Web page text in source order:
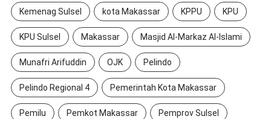
Kemenag Sulsel kota Makassar KPPU KPU
KPU Sulsel Makassar Masjid Al-Markaz Al-Islami
Munafri Arifuddin OJK Pelindo
Pelindo Regional 4 Pemerintah Kota Makassar
Pemilu Pemkot Makassar Pemprov Sulsel